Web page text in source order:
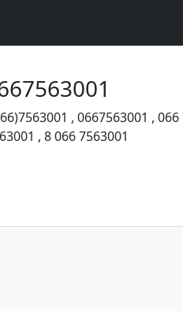
, 0667563001 , 066
, 8 066 7563001